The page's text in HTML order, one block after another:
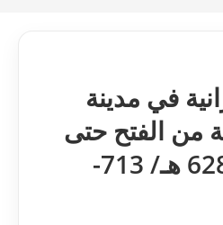
في مدينة
من الفتح حتى
السقوط (94-628 هـ/ 713-